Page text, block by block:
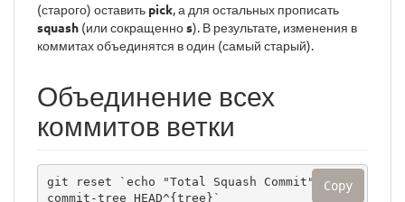
(старого) оставить pick, а для остальных прописать
squash (или сокращенноs). В результате, изменения в
коммитах объединятся в один (самый старый).
Объединение всех
коммитов ветки
git reset `echo "Total Squash Commit" | git
commit-tree HEAD^{tree}`
Copy